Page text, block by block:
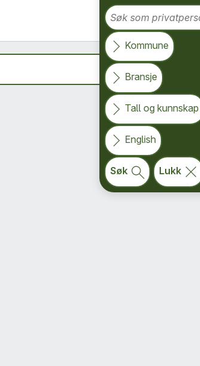
Søk som privatperson
Kommune
Bransje
Tall og kunnskap
English
Søk Lukk